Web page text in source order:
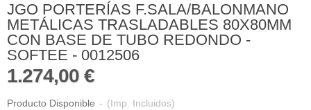
JGO PORTERÍAS F.SALA/BALONMANO
METÁLICAS TRASLADABLES 80X80MM
CON BASE DE TUBO REDONDO -
SOFTEE - 0012506
1.274,00 €
Producto Disponible - (Imp. Incluidos)